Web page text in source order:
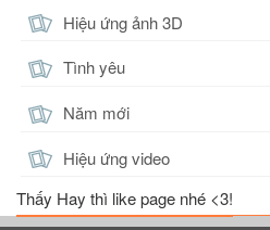
Hiệu ứng ảnh 3D
Tình yêu
Năm mới
Hiệu ứng video
Thấy Hay thì like page nhé <3!